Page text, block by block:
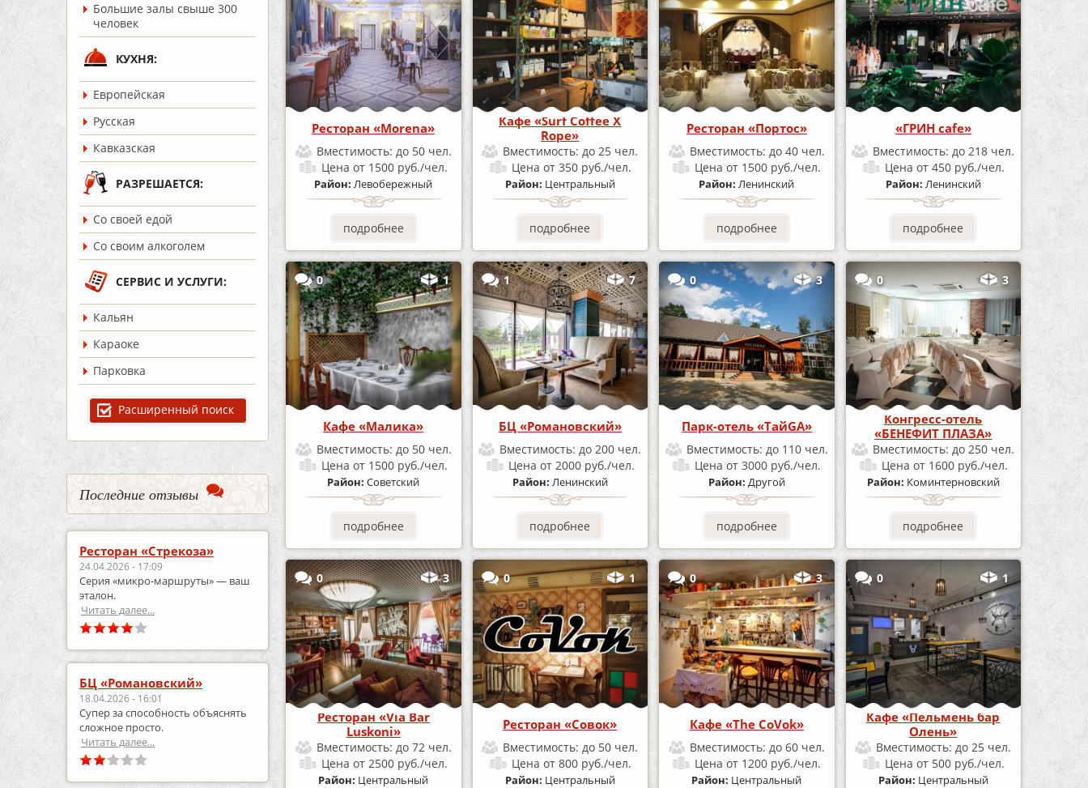
Большие залы свыше 300
человек
КУХНЯ:
Европейская
Русская
Кавказская
РАЗРЕШАЕТСЯ:
Со своей едой
Со своим алкоголем
СЕРВИС И УСЛУГИ:
Кальян
Караоке
Парковка
Расширенный поиск
Последние отзывы
Ресторан «Стрекоза»
24.04.2026 - 17:09
Серия «микро‑маршруты» — ваш
эталон.
Читать далее...
БЦ «Романовский»
18.04.2026 - 16:01
Супер за способность объяснять
сложное просто.
Читать далее...
Ресторан «Morena»
Вместимость: до 50 чел.
Ценаот 1500 руб./чел.
Район:Левобережный
подробнее
Кафе «Surf Coffee X
Rope»
Вместимость: до 25 чел.
Цена от 350 руб./чел.
Район: Центральный
подробнее
Ресторан «Портос»
Вместимость: до 40 чел.
Ценаот 1500 руб./чел.
Район:Ленинский
подробнее
«ГРИН cafe»
Вместимость: до 218 чел.
Цена от 450 руб./чел.
Район: Ленинский
подробнее
0 1
Кафе «Малика»
Вместимость: до 50 чел.
Ценаот 1500 руб./чел.
Район:Советский
подробнее
1 7
БЦ «Романовский»
Вместимость: до 200 чел.
Цена от 2000 руб./чел.
Район: Ленинский
подробнее
0 3
Парк-отель «ТайGA»
Вместимость: до 110 чел.
Ценаот 3000 руб./чел.
Район: Другой
подробнее
0 3
Конгресс-отель
«БЕНЕФИТ ПЛАЗА»
Вместимость: до 250 чел.
Цена от 1600 руб./чел.
Район: Коминтерновский
подробнее
0 3
Ресторан «Via Bar
Luskoni»
Вместимость: до 72 чел.
Ценаот 2500 руб./чел.
Район: Центральный
0 1
Ресторан «Совок»
Вместимость: до 50 чел.
Цена от 800 руб./чел.
Район: Центральный
0 3
Кафе «The CoVok»
Вместимость: до 60 чел.
Ценаот 1200 руб./чел.
Район: Центральный
0 1
Кафе «Пельмень бар
Олень»
Вместимость: до 25 чел.
Цена от 500 руб./чел.
Район: Центральный